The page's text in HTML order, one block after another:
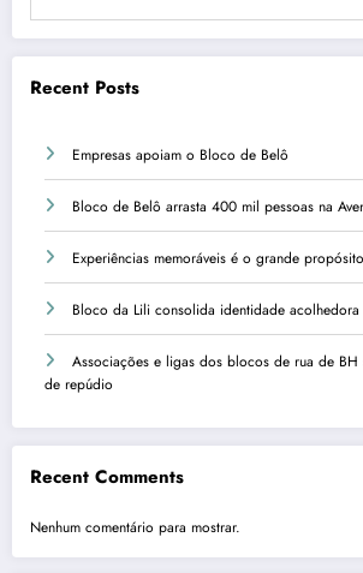
Recent Posts
Empresas apoiam o Bloco de Belô
Bloco de Belô arrasta 400 mil pessoas na
Experiências memoráveis é o grande
Bloco da Lili consolida identidade
Associações e ligas dos blocos de rua de BH
de repúdio
Recent Comments
Nenhum comentário para mostrar.